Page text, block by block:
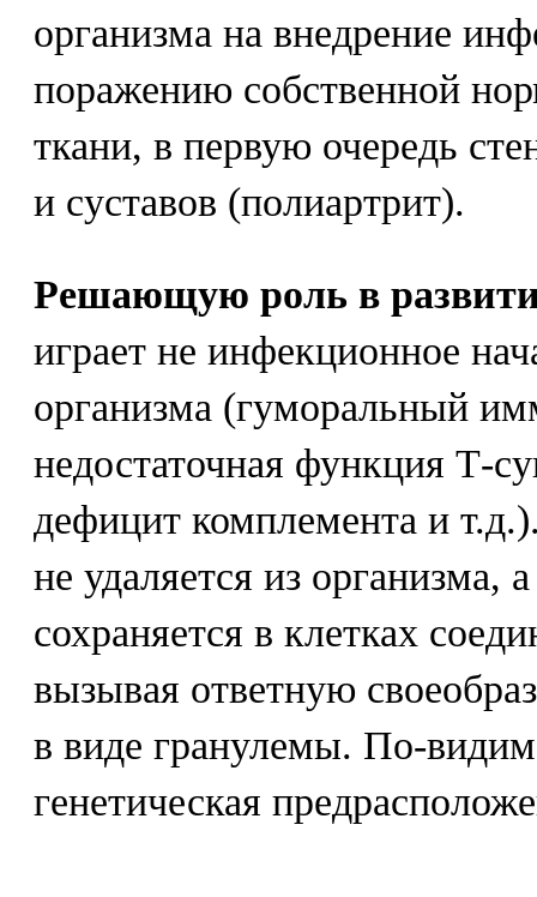
организма на внедрение
поражению собственной
ткани, в первую очередь
и суставов (полиартрит).
Решающую роль в
играет не инфекционное
организма (гуморальный
недостаточная функция Т-
дефицит комплемента и
не удаляется из организма,
сохраняется в клетках
вызывая ответную
в виде гранулемы. По-
генетическая